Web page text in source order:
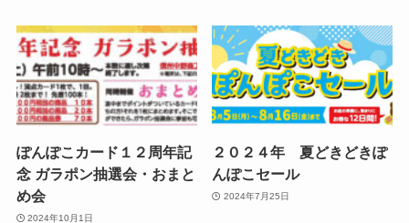
ぽんぽこカード１２周年記
念 ガラポン抽選会・おまと
め会
2024年10月1日
２０２４年 夏どきどきぽ
んぽこセール
2024年7月25日